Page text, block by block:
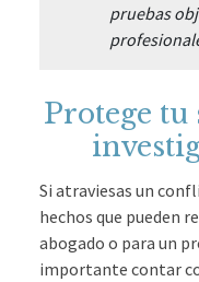
pruebas
Protege
Si atraviesas un
hechos que pueden
abogado o para un
importante contar